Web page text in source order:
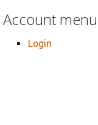
Account menu
Login